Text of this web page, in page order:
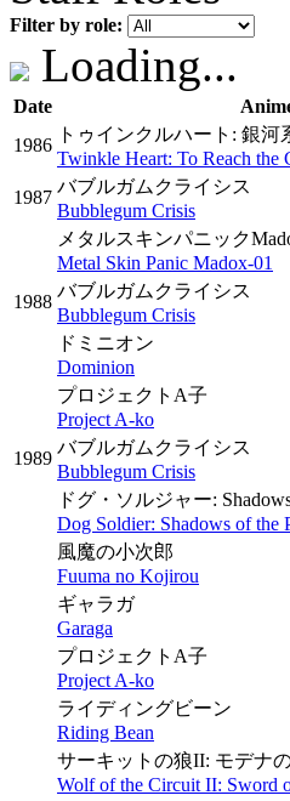
Filter by role:
Loading...
Date
1986
トゥインクルハート: 銀河
Twinkle Heart: To Reach the
1987
バブルガムクライシス
Bubblegum Crisis
メタルスキンパニック
Metal Skin Panic Madox-01
1988
バブルガムクライシス
Bubblegum Crisis
ドミニオン
Dominion
プロジェクトA子
Project A-ko
1989
バブルガムクライシス
Bubblegum Crisis
ドグ・ソルジャー:
Dog Soldier: Shadows of the
風魔の小次郎
Fuuma no Kojirou
ギャラガ
Garaga
プロジェクトA子
Project A-ko
ライディングビーン
Riding Bean
サーキットの狼II: モデナ
Wolf of the Circuit II: Sword